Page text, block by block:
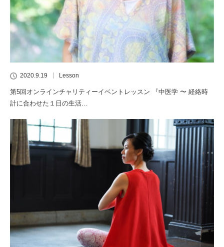
2020.9.19 Lesson
第5回オンラインチャリティーイベントレッスン 『中医学 〜 経絡時
計に合わせた１日の生活…